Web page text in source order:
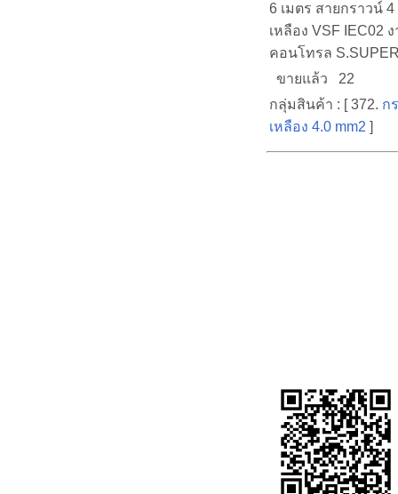
6 เมตร สายกราวน์ 4
เหลือง VSF IEC02
คอนโทรล
ขายแล้ว 22
กลุ่มสินค้า : [ 372. ก
เหลือง 4.0 mm2 ]